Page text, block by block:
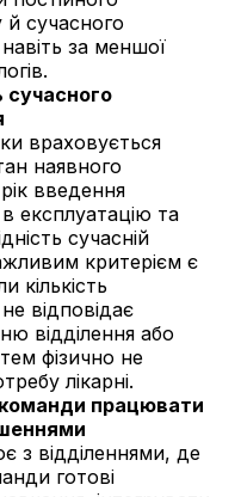
й сучасного
за меншої
сучасного
враховується
наявного
введення
експлуатацію та
сучасній
критерієм є
кількість
відповідає
відділення або
фізично не
лікарні.
команди працювати
з відділеннями, де
готові